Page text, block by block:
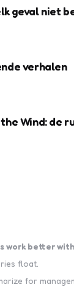
geval niet
verhalen
Wind: de
work better
float.
for